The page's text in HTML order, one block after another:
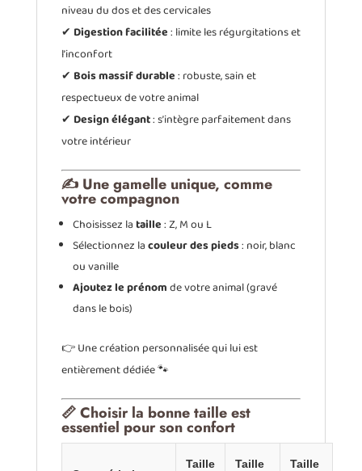
niveau du dos et des cervicales
✔ Digestion facilitée: limite les régurgitations et
l’inconfort
✔ Bois massif durable: robuste, sain et
respectueux de votre animal
✔ Design élégant: s’intègre parfaitement dans
votre intérieur
✍️ Une gamelle unique, comme
votre compagnon
Choisissez lataille: Z, M ou L
Sélectionnez lacouleur des pieds: noir, blanc
ou vanille
Ajoutez le prénomde votre animal (gravé
dans le bois)
👉 Une création personnalisée qui lui est
entièrement dédiée 🐾
📏 Choisir la bonne taille est
essentiel pour son confort
Taille Taille Taille